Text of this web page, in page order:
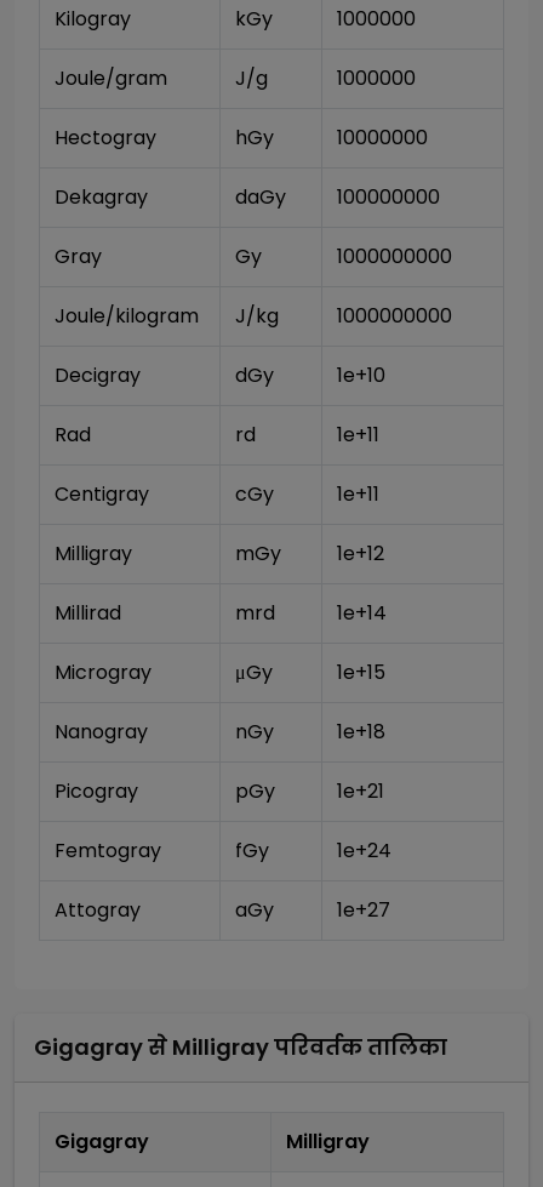
Kilogray kGy 1000000
Joule/gram J/g 1000000
Hectogray hGy 10000000
Dekagray daGy 100000000
Gray Gy 1000000000
Joule/kilogram J/kg 1000000000
Decigray dGy 1e+10
Rad rd 1e+11
Centigray cGy 1e+11
Milligray mGy 1e+12
Millirad mrd 1e+14
Microgray μGy 1e+15
Nanogray nGy 1e+18
Picogray pGy 1e+21
Femtogray fGy 1e+24
Attogray aGy 1e+27
Gigagrayसे Milligrayपरिवर्तक तालिका
Gigagray Milligray